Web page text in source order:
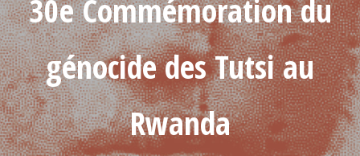
INFOS PRATIQUES
30e Commémoration du
génocide des Tutsi au
Rwanda